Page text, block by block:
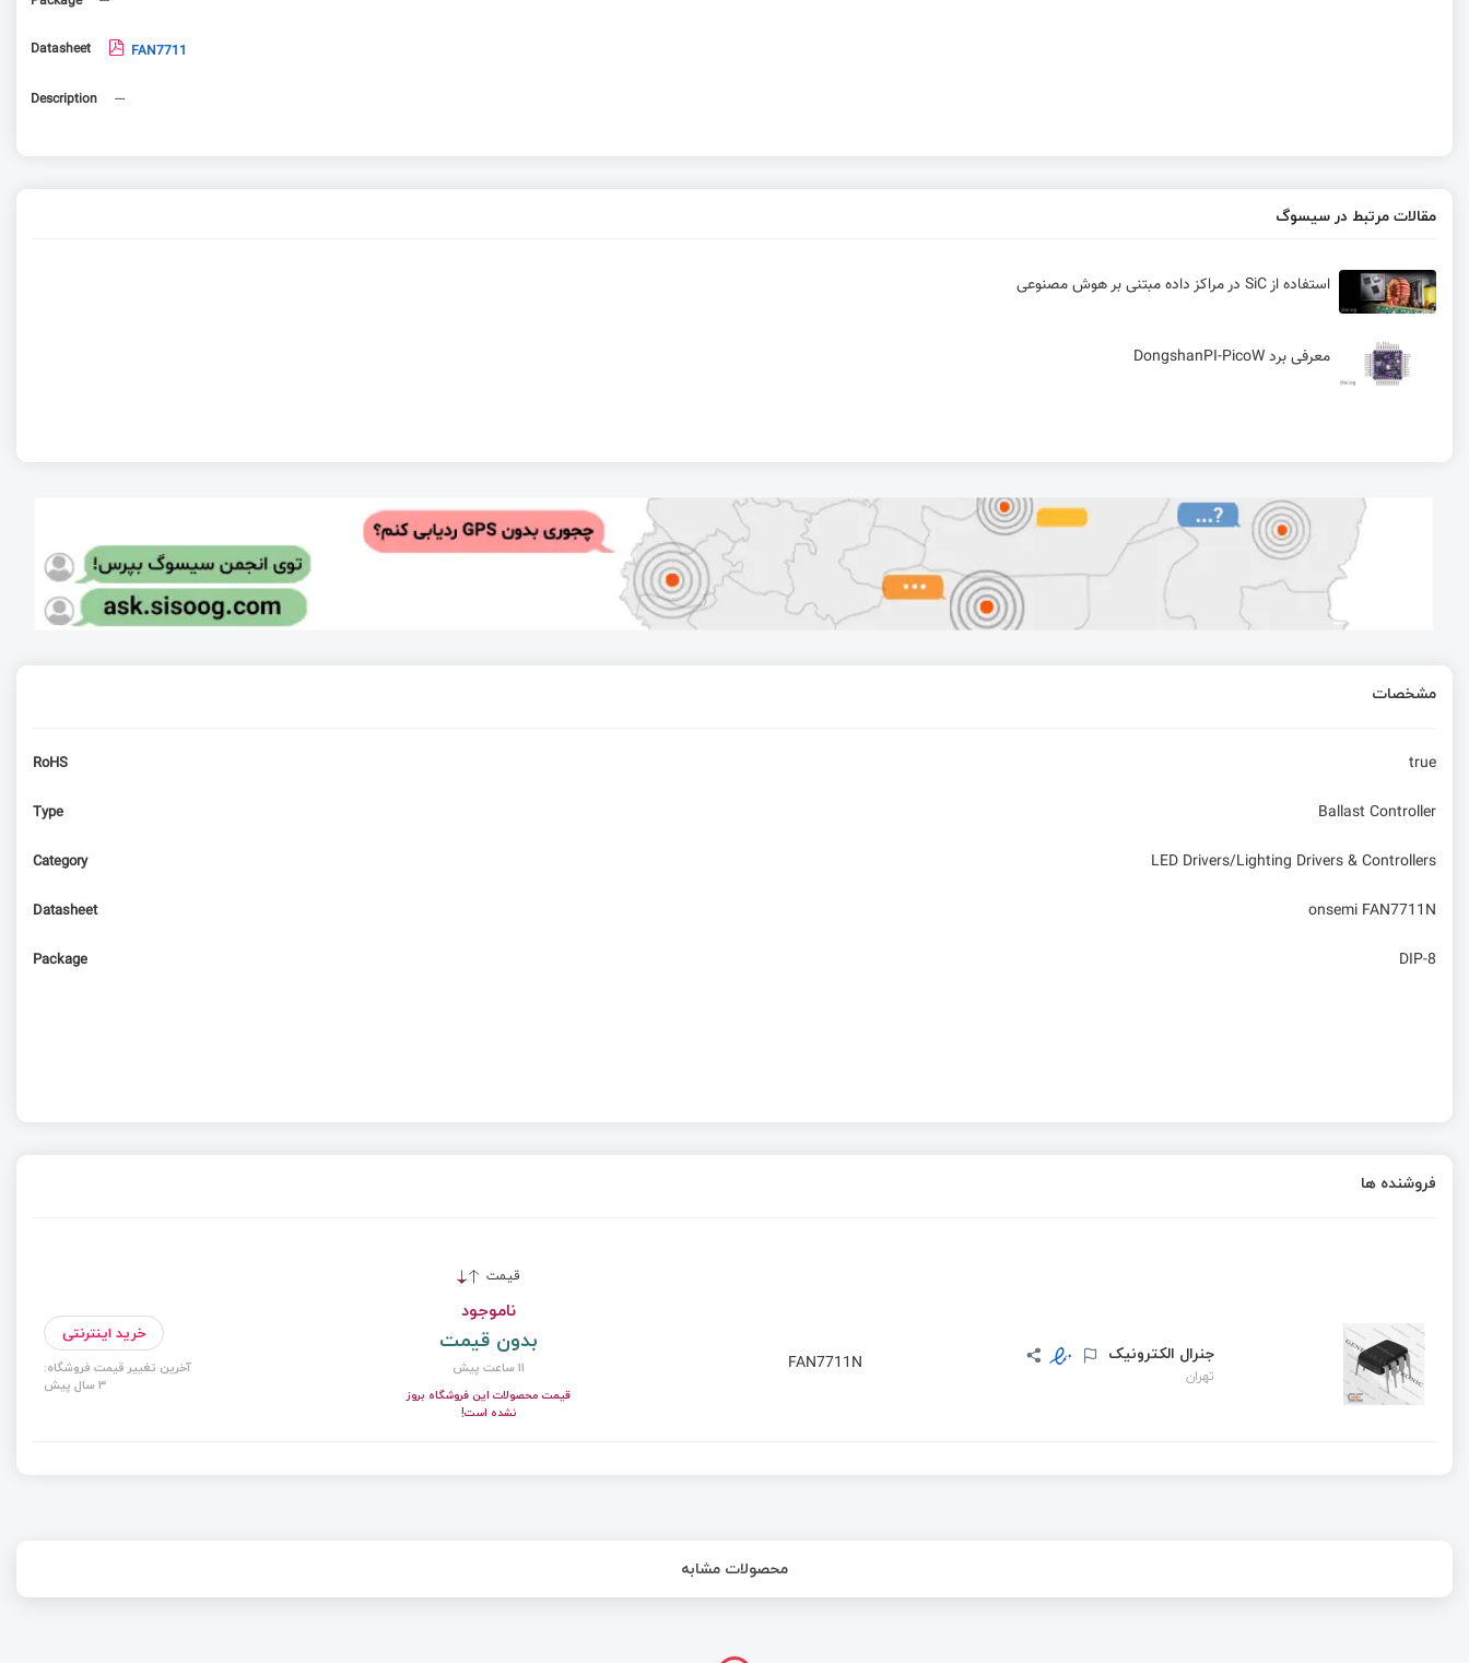
Datasheet FAN7711
Description ---
مقالات مرتبط در سیسوگ
استفاده از SiC در مراکز داده‌ مبتنی بر هوش مصنوعی
معرفی برد DongshanPI-PicoW
مشخصات
RoHS true
Type Ballast Controller
Category LED Drivers/Lighting Drivers & Controllers
Datasheet onsemi FAN7711N
Package DIP-8
فروشنده ها
قیمت
جنرال الکترونیک
تهران
FAN7711N
ناموجود
بدون قیمت
11 ساعت پیش
قیمت محصولات این فروشگاه بروز
نشده است!
خرید اینترنتی
آخرین تغییر قیمت فروشگاه:
3 سال پیش
محصولات مشابه